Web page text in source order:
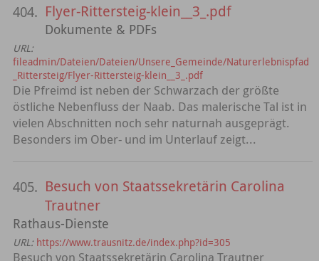
404. Flyer-Rittersteig-klein__3_.pdf
Dokumente & PDFs
URL:
fileadmin/Dateien/Dateien/Unsere_Gemeinde/Naturerlebnispfad
_Rittersteig/Flyer-Rittersteig-klein__3_.pdf
Die Pfreimd ist neben der Schwarzach der größte
östliche Nebenfluss der Naab. Das malerische Tal ist in
vielen Abschnitten noch sehr naturnah ausgeprägt.
Besonders im Ober- und im Unterlauf zeigt...
405. Besuch von Staatssekretärin Carolina
Trautner
Rathaus-Dienste
URL: https://www.trausnitz.de/index.php?id=305
Besuch von Staatssekretärin Carolina Trautner